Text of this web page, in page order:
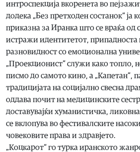
интроспекција вкоренета во
додека „Без претходен состанок“ ја
приказна за Иранка што се враќа од
истражи идентитетот, припадноста
разновидност со емоционална
„Проекционист“ служи како топло,
писмо до самото кино, а „Капетан“,
традицијата на социјално свесна
оддава почит на медицинските
доставувајќи хуманистичка,
се вклопува во фестивалските
човековите права и здравјето.
„Коцкарот“ го турка иранското